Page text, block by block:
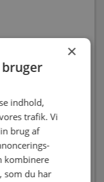
×
bruger
indhold,
trafik. Vi
brug af
kombinere
som du har